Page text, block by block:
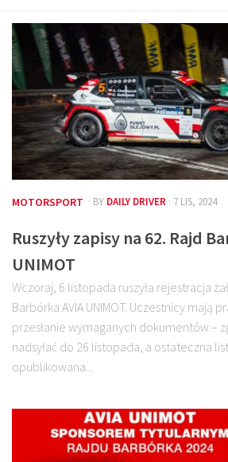
Kalkulatory
Przelicznik mocy
Auto z niemiec
Galerie
MOTORSPORT · BY DAILY DRIVER · 7 LIS, 2024
Ruszyły zapisy na 62. Rajd
UNIMOT
Wczoraj, 6 listopada ruszyła rejestracja
Barbórka AVIA UNIMOT. Uczestnicy mają
przesłanie wymaganych dokumentów –
nadsyłać do 26 listopada, a ostateczna
opublikowana...